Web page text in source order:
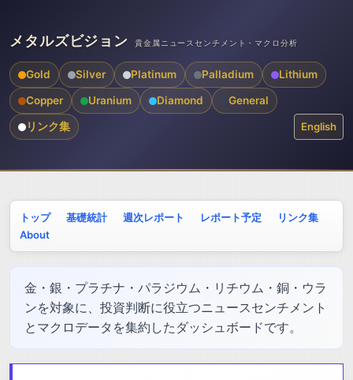
メタルズビジョン 貴金属ニュースセンチメント・マクロ分析
Gold Silver Platinum Palladium Lithium
Copper Uranium Diamond General
リンク集 English
トップ 基礎統計 週次レポート レポート予定
リンク集
About
金・銀・プラチナ・パラジウム・リチウム・銅・ウラ
ンを対象に、投資判断に役立つニュースセンチメント
とマクロデータを集約したダッシュボードです。